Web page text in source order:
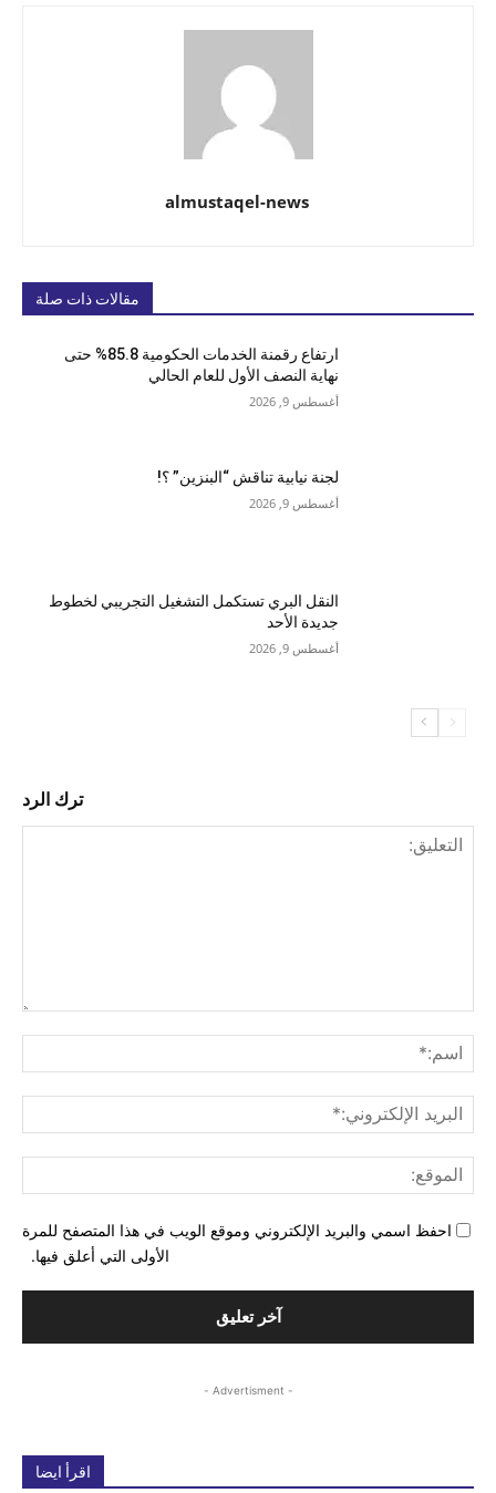
almustaqel-news
مقالات ذات صلة
ارتفاع رقمنة الخدمات الحكومية 85.8% حتى
نهاية النصف الأول للعام الحالي
أغسطس 9, 2026
لجنة نيابية تناقش “البنزين” ؟!
أغسطس 9, 2026
النقل البري تستكمل التشغيل التجريبي لخطوط
جديدة الأحد
أغسطس 9, 2026
ترك الرد
احفظ اسمي والبريد الإلكتروني وموقع الويب في هذا المتصفح للمرة
الأولى التي أعلق فيها.
- Advertisment -
اقرأ ايضا